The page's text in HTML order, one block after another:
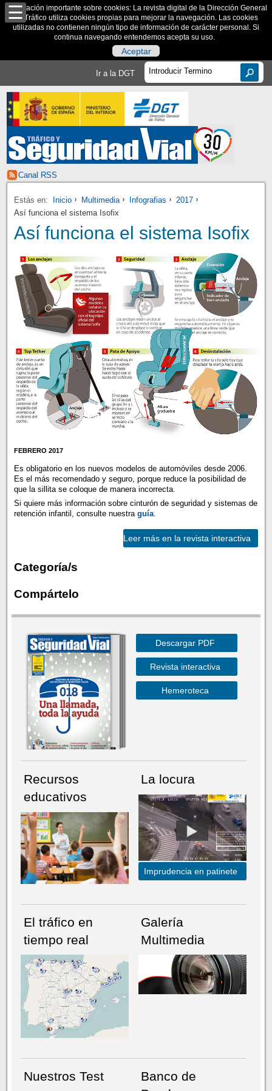
Información importante sobre cookies: La revista digital de la Dirección General
de Tráfico utiliza cookies propias para mejorar la navegación. Las cookies
utilizadas no contienen ningún tipo de información de carácter personal. Si
continua navegando entendemos acepta su uso.
Aceptar
Ir a la DGT
Canal RSS
Estás en: Inicio Multimedia Infografias
2017
Así funciona el sistema Isofix
Así funciona el sistema Isofix
FEBRERO 2017
Es obligatorio en los nuevos modelos de automóviles desde 2006.
Es el más recomendado y seguro, porque reduce la posibilidad de
que la sillita se coloque de manera incorrecta.
Si quiere más información sobre cinturón de seguridad y sistemas de
retención infantil, consulte nuestra guía.
Leer más en la revista interactiva
Categoría/s
Compártelo
NÚMERO ACTUALHEMEROTECA
Descargar PDF
Revista interactiva
Hemeroteca
Recursos
educativos
La locura
Imprudencia en patinete
El tráfico en
tiempo real
Galería
Multimedia
Nuestros Test
Banco de